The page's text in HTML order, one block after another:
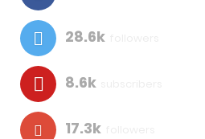
28.6k
8.6k
17.3k